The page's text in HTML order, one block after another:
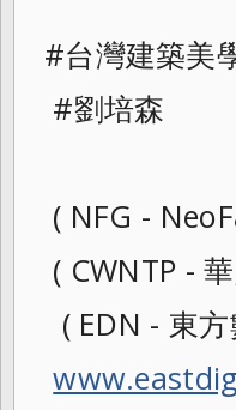
#台灣建築美
#劉培森
( NFG -
( CWNTP -
( EDN - 東